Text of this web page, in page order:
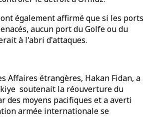
également affirmé que si les ports
aucun port du Golfe ou du
à l'abri d'attaques.
Affaires étrangères, Hakan Fidan, a
soutenait la réouverture du
des moyens pacifiques et a averti
armée internationale se